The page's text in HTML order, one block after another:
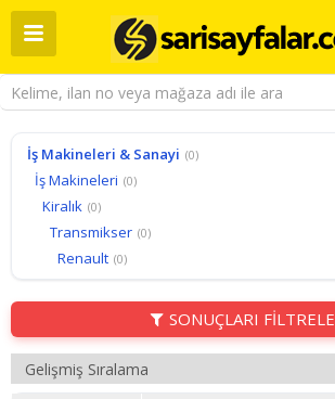
İş Makineleri & Sanayi (0)
İş Makineleri (0)
Kiralık (0)
Transmikser (0)
Renault (0)
SONUÇLARI FİLTRELE